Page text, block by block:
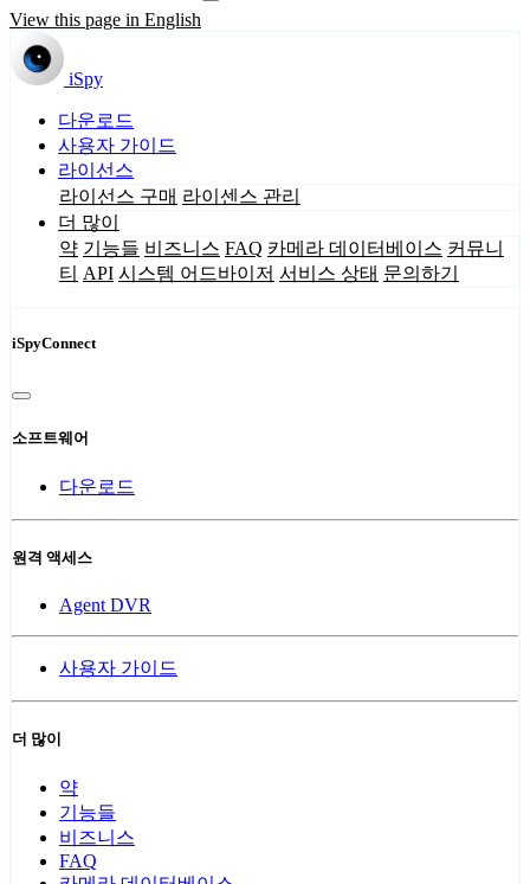
View this page in English
iSpy
다운로드
사용자 가이드
라이선스
라이선스 구매 라이센스 관리
더 많이
약 기능들 비즈니스 FAQ 카메라 데이터베이스 커뮤니
티 API 시스템 어드바이저 서비스 상태 문의하기
iSpyConnect
소프트웨어
다운로드
원격 액세스
Agent DVR
사용자 가이드
더 많이
약
기능들
비즈니스
FAQ